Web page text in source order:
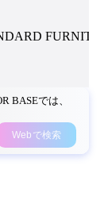
BASEでは、
Webで検索